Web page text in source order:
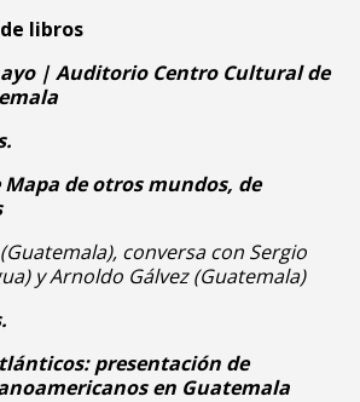
libros
| Auditorio Centro Cultural de
de otros mundos, de
conversa con Sergio
y Arnoldo Gálvez (Guatemala)
presentación de
en Guatemala